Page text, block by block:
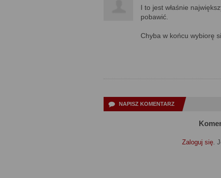
I to jest właśnie
pobawić.
Chyba w końcu wybiorę
NAPISZ KOMENTARZ
Zaloguj się.